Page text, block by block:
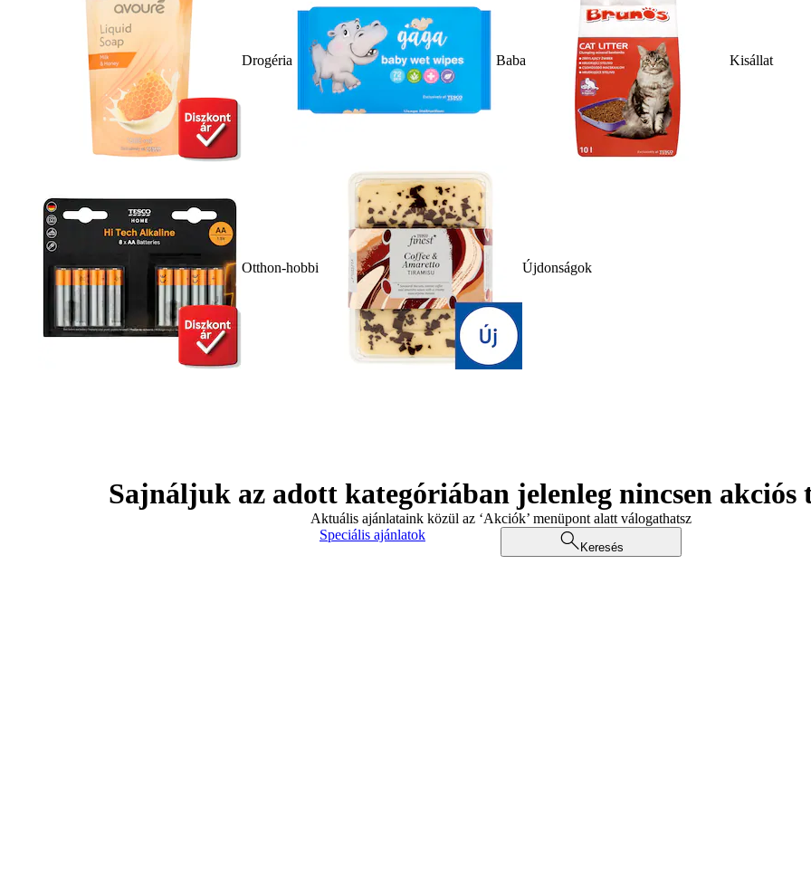
Drogéria Baba Kisállat
Otthon-hobbi Újdonságok
Sajnáljuk az adott kategóriában jelenleg nincsen akciós
Aktuális ajánlataink közül az ‘Akciók’ menüpont alatt válogathatsz
Speciális ajánlatok
Keresés